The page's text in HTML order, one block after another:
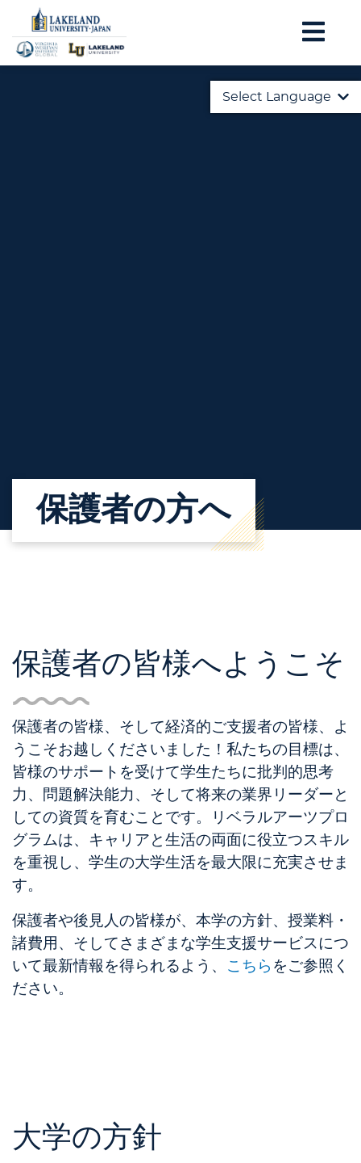
Select Language
保護者の方へ
保護者の皆様へようこそ
保護者の皆様、そして経済的ご支援者の皆様、よ
うこそお越しくださいました！私たちの目標は、
皆様のサポートを受けて学生たちに批判的思考
力、問題解決能力、そして将来の業界リーダーと
しての資質を育むことです。リベラルアーツプロ
グラムは、キャリアと生活の両面に役立つスキル
を重視し、学生の大学生活を最大限に充実させま
す。
保護者や後見人の皆様が、本学の方針、授業料・
諸費用、そしてさまざまな学生支援サービスにつ
いて最新情報を得られるよう、
こちら をご参照く
ださい。
大学の方針